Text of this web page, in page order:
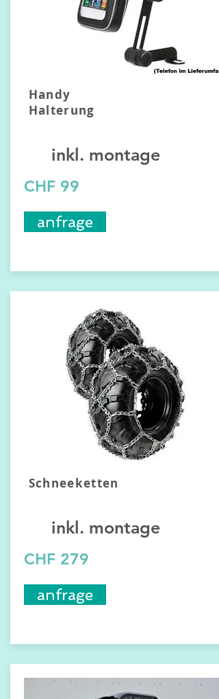
Handy
Halterung
inkl. montage
CHF 99
anfrage
Schneeketten
inkl. montage
CHF 279
anfrage